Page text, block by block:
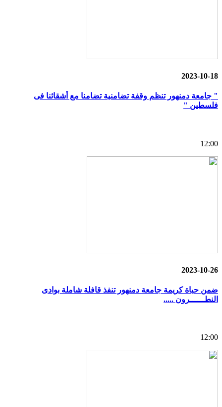
2023-10-18
" جامعة دمنهور تنظم وقفة تضامنية تضامنا مع أشقائنا فى
فلسطين "
12:00
2023-10-26
ضمن حياة كريمة جامعة دمنهور تنفذ قافلة شاملة بوادى
النطــــــرون .....
12:00